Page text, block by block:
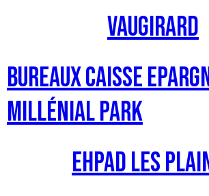
Vaugirard
Bureaux Caisse
Millénial Park
EHPAD Les